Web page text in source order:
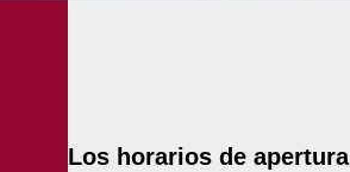
Los horarios de apertura